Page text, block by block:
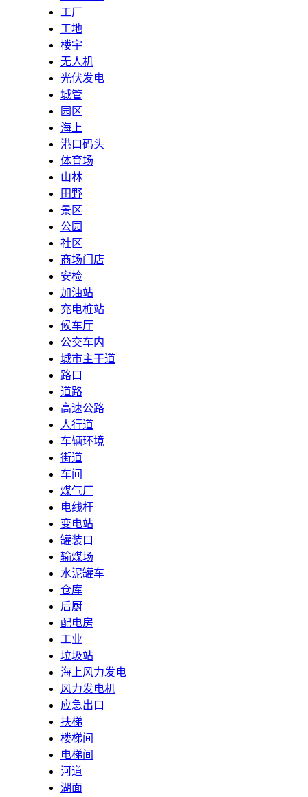
工厂
工地
楼宇
无人机
光伏发电
城管
园区
海上
港口码头
体育场
山林
田野
景区
公园
社区
商场门店
安检
加油站
充电桩站
候车厅
公交车内
城市主干道
路口
道路
高速公路
人行道
车辆环境
街道
车间
煤气厂
电线杆
变电站
罐装口
输煤场
水泥罐车
仓库
后厨
配电房
工业
垃圾站
海上风力发电
风力发电机
应急出口
扶梯
楼梯间
电梯间
河道
湖面